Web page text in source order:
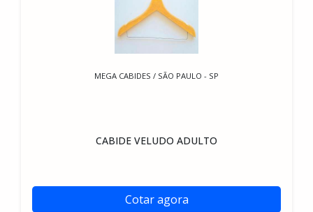
MEGA CABIDES / SÃO PAULO - SP
CABIDE VELUDO ADULTO
Cotar agora